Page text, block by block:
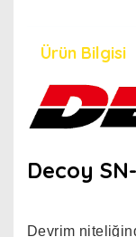
Ürün Bilgisi
Decoy
Devrim